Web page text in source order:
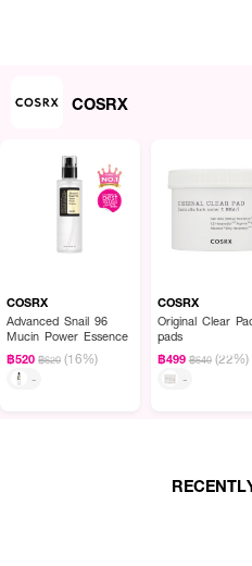
Ingredients:
Water, Ascorbic Acid, Butylene
Ethyl Ascorbic Acid, Squalane,
Hyaluronate, Sodium
Gardenia Florida Fruit Extract,
Carthamus Tinctorius Seed Oil,
Carota Sativa Root Extract,
Carotene
2. ใช้ได้ทั้งเช้าและกลางคืน (กลางวันตาม
COSRX
COSRX
Advanced Snail 96
Mucin Power Essence
฿520 ฿620 (16%)
-
COSRX
Original Clear
pads
฿499 ฿640 (22%)
-